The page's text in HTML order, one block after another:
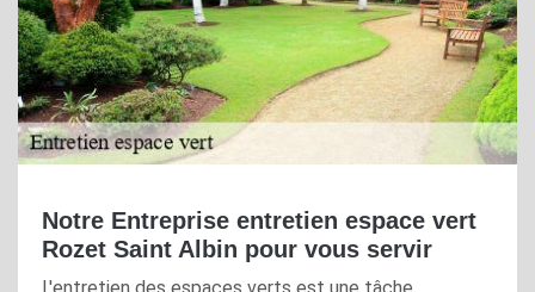
Notre Entreprise entretien espace vert
Rozet Saint Albin pour vous servir